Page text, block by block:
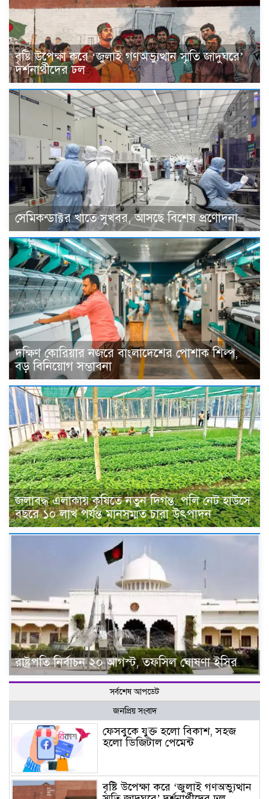
বৃষ্টি উপেক্ষা করে ‘জুলাই গণঅভ্যুত্থান স্মৃতি জাদুঘরে’
দর্শনার্থীদের ঢল
সেমিকন্ডাক্টর খাতে সুখবর, আসছে বিশেষ প্রণোদনা
দক্ষিণ কোরিয়ার নজরে বাংলাদেশের পোশাক শিল্প,
বড় বিনিয়োগ সম্ভাবনা
জলাবদ্ধ এলাকায় কৃষিতে নতুন দিগন্ত: পলি নেট হাউসে
বছরে ১০ লাখ পর্যন্ত মানসম্মত চারা উৎপাদন
রাষ্ট্রপতি নির্বাচন ২০ আগস্ট, তফসিল ঘোষণা ইসির
সর্বশেষ আপডেট
জনপ্রিয় সংবাদ
ফেসবুকে যুক্ত হলো বিকাশ, সহজ
হলো ডিজিটাল পেমেন্ট
বৃষ্টি উপেক্ষা করে ‘জুলাই গণঅভ্যুত্থান